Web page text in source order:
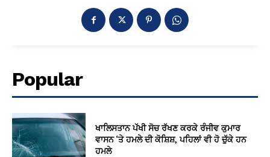
Popular
ਖਾਲਿਸਤਾਨ ਪੱਖੀ ਸੋਚ ਰੱਖਣ ਕਰਕੇ ਰੰਜੀਵ ਕੁਮਾਰ
ਵਾਸਨ ‘ਤੇ ਹਮਲੇ ਦੀ ਕੋਸ਼ਿਸ਼, ਪਹਿਲਾਂ ਵੀ ਹੋ ਚੁੱਕੇ ਹਨ
ਹਮਲੇ